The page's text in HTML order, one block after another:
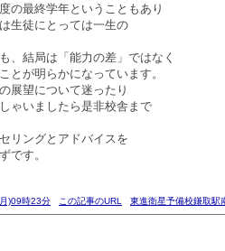
の最終学年ということもあり
生徒にとっては一生の
、結局は「能力の差」ではなく
とが明らかになっています。
展望について迷ったり
ゃいましたら是非校舎まで
リングとアドバイスを
です。
)09時23分 この記事のURL 東進衛星予備校鎌取駅